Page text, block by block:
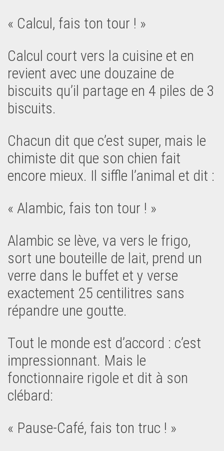
« Calcul, fais ton tour ! »
Calcul court vers la cuisine et en
revient avec une douzaine de
biscuits qu’il partage en 4 piles de 3
biscuits.
Chacun dit que c’est super, mais le
chimiste dit que son chien fait
encore mieux. Il siffle l’animal et dit :
« Alambic, fais ton tour ! »
Alambic se lève, va vers le frigo,
sort une bouteille de lait, prend un
verre dans le buffet et y verse
exactement 25 centilitres sans
répandre une goutte.
Tout le monde est d’accord : c’est
impressionnant. Mais le
fonctionnaire rigole et dit à son
clébard:
« Pause-Café, fais ton truc ! »